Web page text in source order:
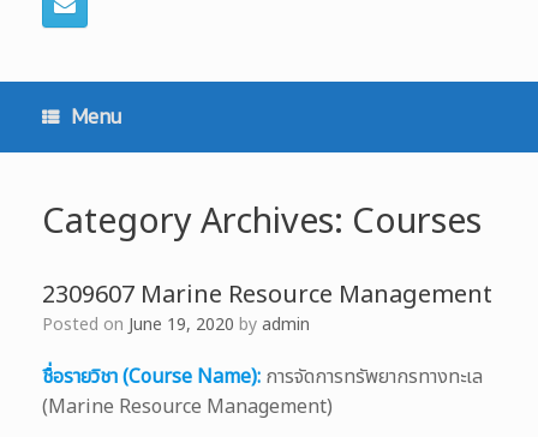
Menu
Category Archives: Courses
2309607 Marine Resource Management
Posted on June 19, 2020 byadmin
ชื่อรายวิชา (Course Name): การจัดการทรัพยากรทางทะเล
(Marine Resource Management)